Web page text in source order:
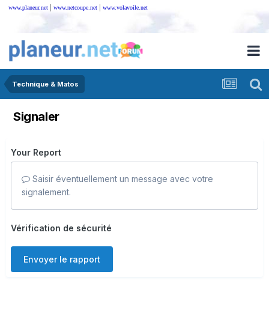
www.planeur.net | www.netcoupe.net | www.volavoile.net
Technique & Matos
Signaler
Your Report
Saisir éventuellement un message avec votre
signalement.
Vérification de sécurité
Envoyer le rapport